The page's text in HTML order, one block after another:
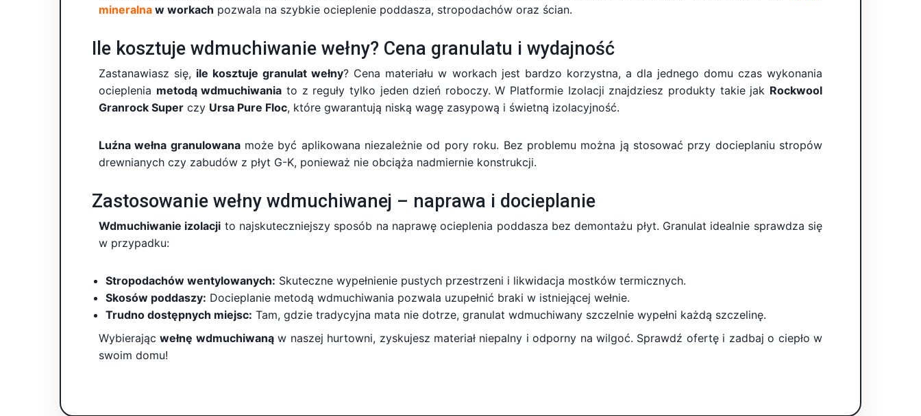
mineralna w workach pozwala na szybkie ocieplenie poddasza, stropodachów oraz ścian.
Ile kosztuje wdmuchiwanie wełny? Cena granulatu i wydajność
Zastanawiasz się, ile kosztuje granulat wełny? Cena materiału w workach jest bardzo korzystna, a dla jednego domu czas wykonania
ocieplenia metodą wdmuchiwania to z reguły tylko jeden dzień roboczy. W Platformie Izolacji znajdziesz produkty takie jak Rockwool
Granrock Super czy Ursa Pure Floc, które gwarantują niską wagę zasypową i świetną izolacyjność.
Luźna wełna granulowanamoże być aplikowana niezależnie od pory roku. Bez problemu można ją stosować przy docieplaniu stropów
drewnianych czy zabudów z płyt G-K, ponieważ nie obciąża nadmiernie konstrukcji.
Zastosowanie wełny wdmuchiwanej – naprawa i docieplanie
Wdmuchiwanie izolacji to najskuteczniejszy sposób na naprawę ocieplenia poddasza bez demontażu płyt. Granulat idealnie sprawdza się
w przypadku:
Stropodachów wentylowanych: Skuteczne wypełnienie pustych przestrzeni i likwidacja mostków termicznych.
Skosów poddaszy: Docieplanie metodą wdmuchiwania pozwala uzupełnić braki w istniejącej wełnie.
Trudno dostępnych miejsc: Tam, gdzie tradycyjna mata nie dotrze, granulat wdmuchiwany szczelnie wypełni każdą szczelinę.
Wybierającwełnę wdmuchiwanąw naszej hurtowni, zyskujesz materiał niepalny i odporny na wilgoć. Sprawdź ofertę i zadbaj o ciepło w
swoim domu!